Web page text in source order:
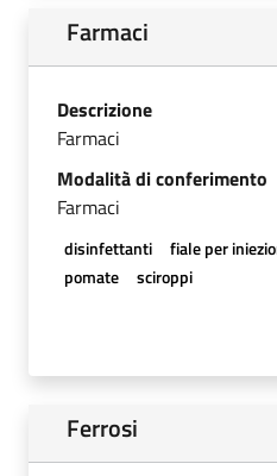
Farmaci
Descrizione
Farmaci
Modalità di conferimento
Farmaci
disinfettanti fiale per
pomate
sciroppi
Ferrosi